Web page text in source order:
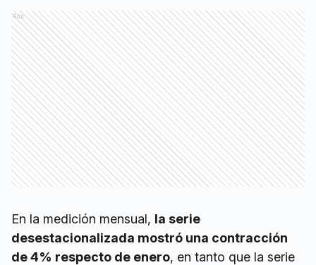
Ads
En la medición mensual, la serie
desestacionalizada mostró una contracción
de 4% respecto de enero, en tanto que la serie